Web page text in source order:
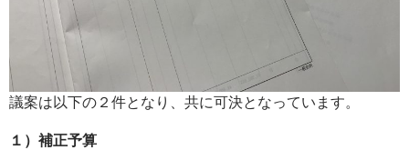
議案は以下の２件となり、共に可決となっています。
１）補正予算